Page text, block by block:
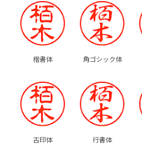
楷書体 角ゴシック体
古印体 行書体